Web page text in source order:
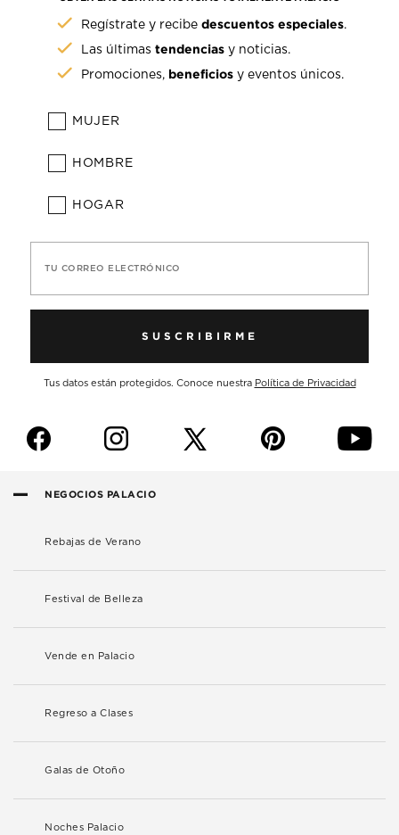
Regístrate y recibedescuentos especiales.
Las últimastendencias y noticias.
Promociones, beneficios y eventos únicos.
MUJER
HOMBRE
HOGAR
TU CORREO ELECTRÓNICO
SUSCRIBIRME
Tus datos están protegidos. Conoce nuestra Política de Privacidad
f i p y
NEGOCIOS PALACIO
Rebajas de Verano
Festival de Belleza
Vende en Palacio
Regreso a Clases
Galas de Otoño
Noches Palacio